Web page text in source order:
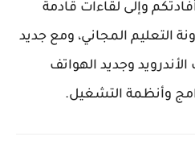
وإلى لقاءات قادمة
التعليم المجاني، ومع جديد
وجديد الهواتف
وأنظمة التشغيل.